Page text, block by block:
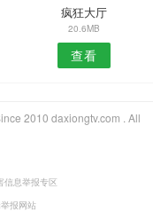
疯狂大厅
20.6MB
查看
2010 daxiongtv.com . All
信息举报专区
报网站